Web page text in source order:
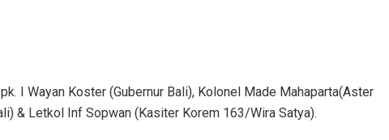
I Wayan Koster (Gubernur Bali), Kolonel Made Mahaparta(Aster
& Letkol Inf Sopwan (Kasiter Korem 163/Wira Satya).